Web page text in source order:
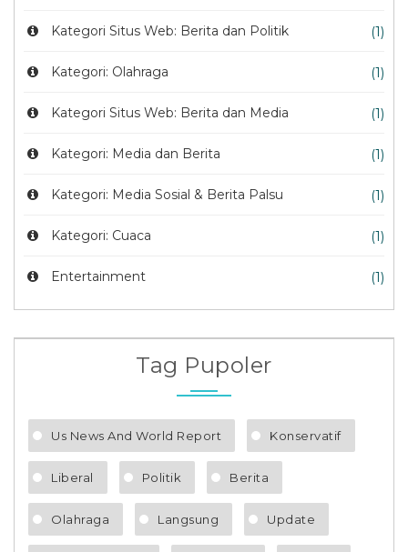
Kategori Situs Web: Berita dan Politik (1)
Kategori: Olahraga (1)
Kategori Situs Web: Berita dan Media (1)
Kategori: Media dan Berita (1)
Kategori: Media Sosial & Berita Palsu (1)
Kategori: Cuaca (1)
Entertainment (1)
Tag Pupoler
Us News And World Report Konservatif
Liberal Politik Berita
Olahraga Langsung Update